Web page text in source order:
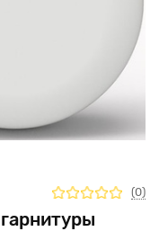
(0)